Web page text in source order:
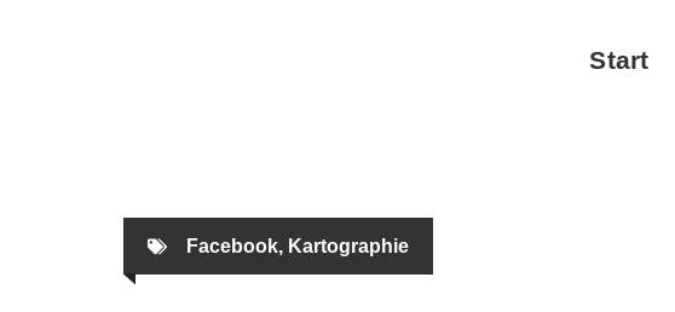
Start
Facebook, Kartographie